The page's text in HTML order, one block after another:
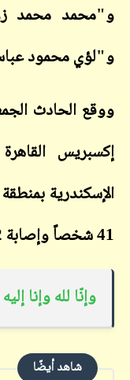
و"محمد محمد
و"لؤي محمود
الإسكندرية
41 شخصاً وإصابة 132 آخرين.
وإنّا لله وإنا
شاهد أيضًا